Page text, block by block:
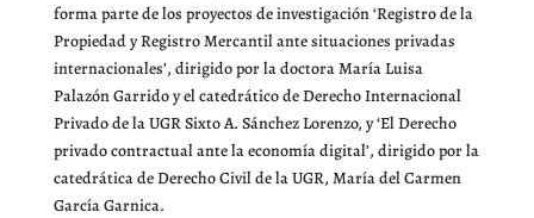
forma parte de los proyectos de investigación ‘Registro de la
Propiedad y Registro Mercantil ante situaciones privadas
internacionales’, dirigido por la doctora María Luisa
Palazón Garrido y el catedrático de Derecho Internacional
Privado de la UGR Sixto A. Sánchez Lorenzo, y ‘El Derecho
privado contractual ante la economía digital’, dirigido por la
catedrática de Derecho Civil de la UGR, María del Carmen
García Garnica.